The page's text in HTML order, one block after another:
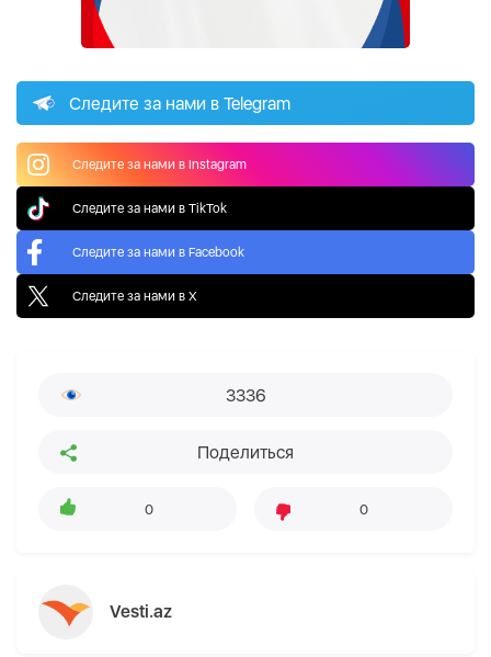
Следите за нами в Telegram
Следите за нами в Instagram
Следите за нами в TikTok
Следите за нами в Facebook
Следите за нами в X
3336
Поделиться
0 0
Vesti.az